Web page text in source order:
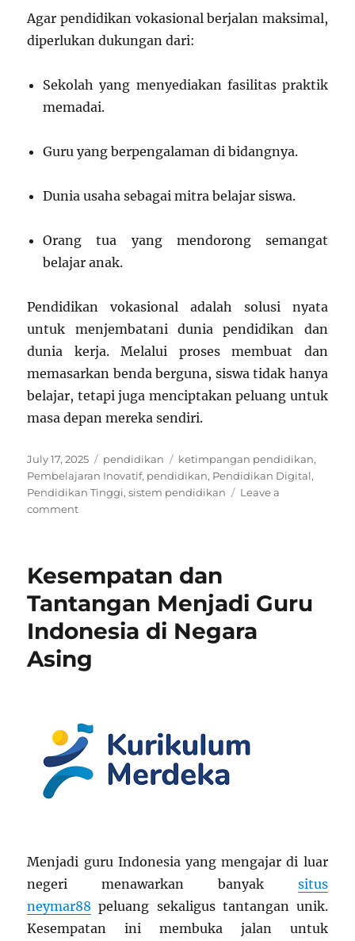
Agar pendidikan vokasional berjalan maksimal,
diperlukan dukungan dari:
Sekolah yang menyediakan fasilitas praktik
memadai.
Guru yang berpengalaman di bidangnya.
Dunia usaha sebagai mitra belajar siswa.
Orang tua yang mendorong semangat
belajar anak.
Pendidikan vokasional adalah solusi nyata
untuk menjembatani dunia pendidikan dan
dunia kerja. Melalui proses membuat dan
memasarkan benda berguna, siswa tidak hanya
belajar, tetapi juga menciptakan peluang untuk
masa depan mereka sendiri.
Posted
on
July 17, 2025 Categories
pendidikan Tags
ketimpangan pendidikan,
Pembelajaran Inovatif, pendidikan, Pendidikan Digital,
Pendidikan Tinggi,sistem pendidikan
Leave a
commenton
Siswa
Membuat
dan
Memasarkan
Benda
Berguna
Kesempatan dan
Tantangan Menjadi Guru
Indonesia di Negara
Asing
Menjadi guru Indonesia yang mengajar di luar
negeri menawarkan banyak situs
neymar88 peluang sekaligus tantangan unik.
Kesempatan ini membuka jalan untuk